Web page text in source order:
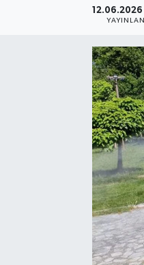
12.06.2026